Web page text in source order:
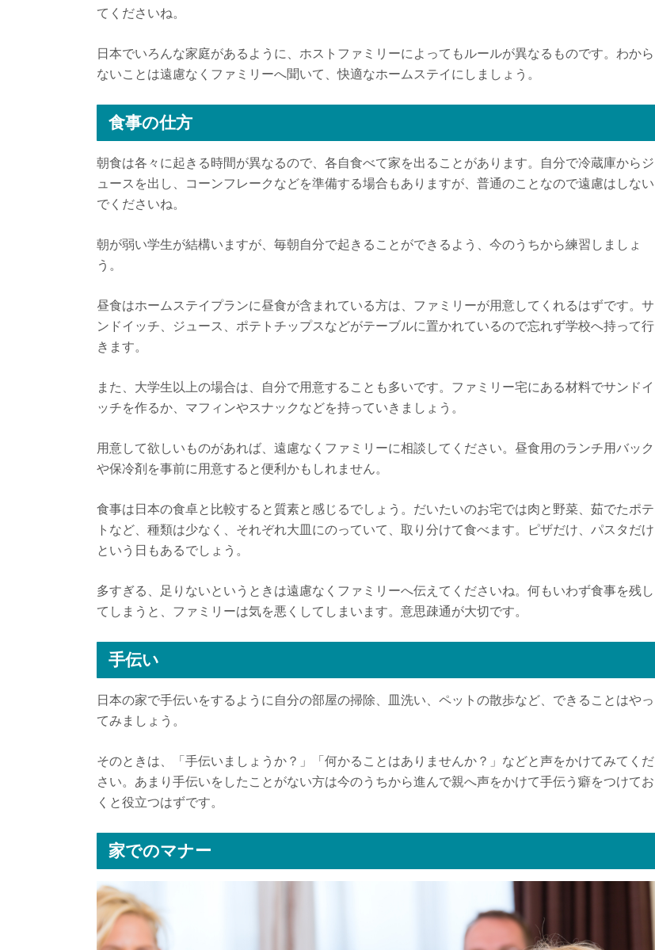
てくださいね。
日本でいろんな家庭があるように、ホストファミリーによってもルールが異なるものです。わから
ないことは遠慮なくファミリーへ聞いて、快適なホームステイにしましょう。
食事の仕方
朝食は各々に起きる時間が異なるので、各自食べて家を出ることがあります。自分で冷蔵庫からジ
ュースを出し、コーンフレークなどを準備する場合もありますが、普通のことなので遠慮はしない
でくださいね。
朝が弱い学生が結構いますが、毎朝自分で起きることができるよう、今のうちから練習しましょ
う。
昼食はホームステイプランに昼食が含まれている方は、ファミリーが用意してくれるはずです。サ
ンドイッチ、ジュース、ポテトチップスなどがテーブルに置かれているので忘れず学校へ持って行
きます。
また、大学生以上の場合は、自分で用意することも多いです。ファミリー宅にある材料でサンドイ
ッチを作るか、マフィンやスナックなどを持っていきましょう。
用意して欲しいものがあれば、遠慮なくファミリーに相談してください。昼食用のランチ用バック
や保冷剤を事前に用意すると便利かもしれません。
食事は日本の食卓と比較すると質素と感じるでしょう。だいたいのお宅では肉と野菜、茹でたポテ
トなど、種類は少なく、それぞれ大皿にのっていて、取り分けて食べます。ピザだけ、パスタだけ
という日もあるでしょう。
多すぎる、足りないというときは遠慮なくファミリーへ伝えてくださいね。何もいわず食事を残し
てしまうと、ファミリーは気を悪くしてしまいます。意思疎通が大切です。
手伝い
日本の家で手伝いをするように自分の部屋の掃除、皿洗い、ペットの散歩など、できることはやっ
てみましょう。
そのときは、「手伝いましょうか？」「何かることはありませんか？」などと声をかけてみてくだ
さい。あまり手伝いをしたことがない方は今のうちから進んで親へ声をかけて手伝う癖をつけてお
くと役立つはずです。
家でのマナー